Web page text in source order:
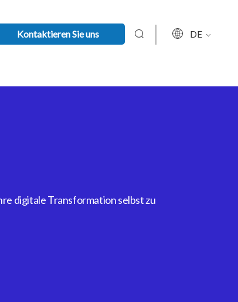
Kontaktieren Sie uns DE
digitale Transformation selbst zu